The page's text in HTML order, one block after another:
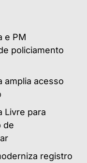
e PM
policiamento
amplia acesso
Livre para
de
registro